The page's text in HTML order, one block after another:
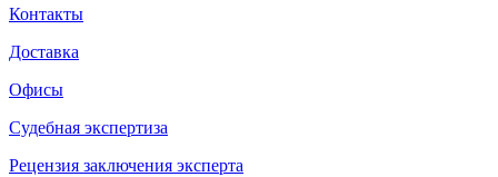
Контакты
Доставка
Офисы
Судебная экспертиза
Рецензия заключения эксперта